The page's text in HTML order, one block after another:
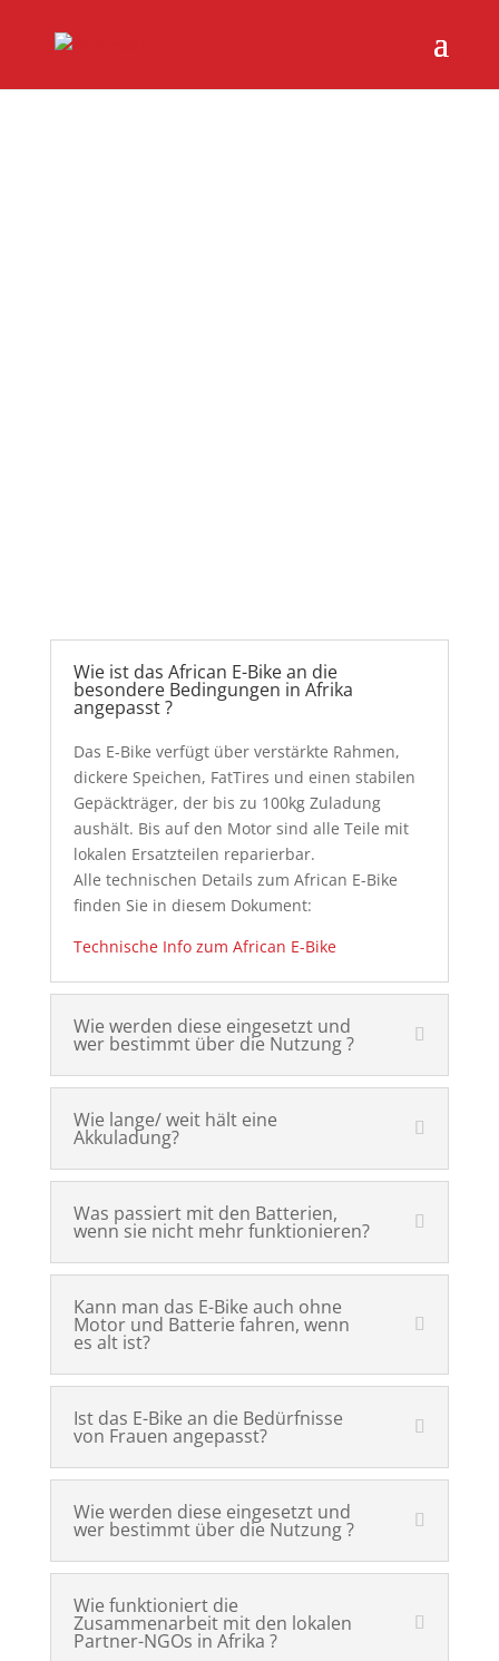
Wie ist das African E-Bike an die
besondere Bedingungen in Afrika
angepasst ?
Das E-Bike verfügt über verstärkte Rahmen,
dickere Speichen, FatTires und einen stabilen
Gepäckträger, der bis zu 100kg Zuladung
aushält. Bis auf den Motor sind alle Teile mit
lokalen Ersatzteilen reparierbar.
Alle technischen Details zum African E-Bike
finden Sie in diesem Dokument:
Technische Info zum African E-Bike
Wie werden diese eingesetzt und
wer bestimmt über die Nutzung ?
Wie lange/ weit hält eine
Akkuladung?
Was passiert mit den Batterien,
wenn sie nicht mehr funktionieren?
Kann man das E-Bike auch ohne
Motor und Batterie fahren, wenn
es alt ist?
Ist das E-Bike an die Bedürfnisse
von Frauen angepasst?
Wie werden diese eingesetzt und
wer bestimmt über die Nutzung ?
Wie funktioniert die
Zusammenarbeit mit den lokalen
Partner-NGOs in Afrika ?